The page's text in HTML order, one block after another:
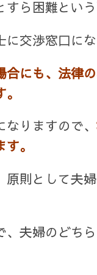
ら困難という
交渉窓口にな
にも、法律
りますので、
。
則として夫
夫婦のどち